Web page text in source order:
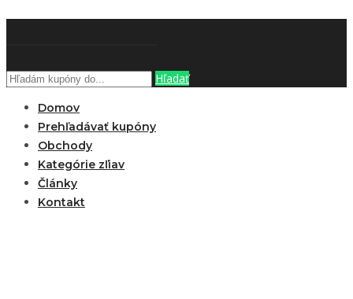
Hľadať
Domov
Prehľadávať kupóny
Obchody
Kategórie zľiav
Články
Kontakt